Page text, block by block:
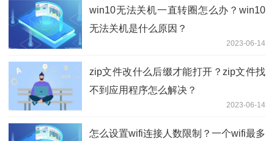
win10无法关机一直转圈怎么办？win10
无法关机是什么原因？
2023-06-14
zip文件改什么后缀才能打开？zip文件找
不到应用程序怎么解决？
2023-06-14
怎么设置wifi连接人数限制？一个wifi最多